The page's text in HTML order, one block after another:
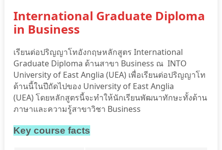
International Graduate Diploma
in Business
เรียนต่อปริญญาโทอังกฤษหลักสูตร International
Graduate Diploma ด้านสาขา Business ณ INTO
University of East Anglia (UEA) เพื่อเรียนต่อปริญญาโท
ด้านนี้ในปีถัดไปของ University of East Anglia
(UEA) โดยหลักสูตรนี้จะทำให้นักเรียนพัฒนาทักษะทั้งด้าน
ภาษาและความรู้สาขาวิชา Business
Key course facts